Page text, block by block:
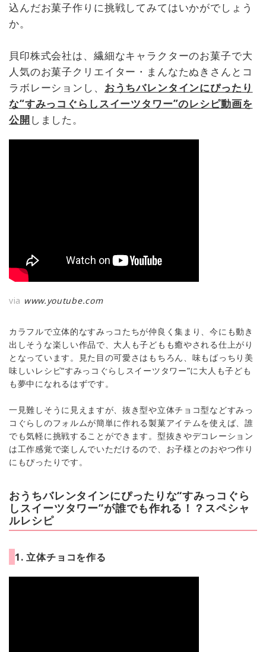
込んだお菓子作りに挑戦してみてはいかがでしょう
か。
貝印株式会社は、繊細なキャラクターのお菓子で大
人気のお菓子クリエイター・まんなたぬきさんとコ
ラボレーションし、 おうちバレンタインにぴったり
な“すみっコぐらしスイーツタワー”のレシピ動画を
公開しました。
via www.youtube.com
カラフルで立体的なすみっコたちが仲良く集まり、今にも動き
出しそうな楽しい作品で、大人も子どもも癒やされる仕上がり
となっています。見た目の可愛さはもちろん、味もばっちり美
味しいレシピ“すみっコぐらしスイーツタワー”に大人も子ども
も夢中になれるはずです。
一見難しそうに見えますが、抜き型や立体チョコ型などすみっ
コぐらしのフォルムが簡単に作れる製菓アイテムを使えば、誰
でも気軽に挑戦することができます。型抜きやデコレーション
は工作感覚で楽しんでいただけるので、お子様とのおやつ作り
にもぴったりです。
おうちバレンタインにぴったりな“すみっコぐら
しスイーツタワー”が誰でも作れる！？スペシャ
ルレシピ
1. 立体チョコを作る